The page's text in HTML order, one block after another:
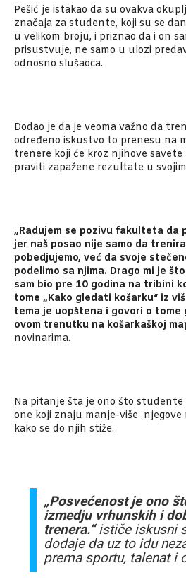
Pešić je istakao da su ovakva
značaja za studente, koji su se
u velikom broju, i priznao da i on
prisustvuje, ne samo u ulozi
odnosno slušaoca.
Dodao je da je veoma važno da
određeno iskustvo to prenesu na
trenere koji će kroz njihove savete
praviti zapažene rezultate u
„Radujem se pozivu fakulteta da
jer naš posao nije samo da
pobedjujemo, već da svoje
podelimo sa njima. Drago mi je
sam bio pre 10 godina na tribini
tome „Kako gledati košarku“ iz
tema je uopštena i govori o tome
ovom trenutku na košarkaškoj
novinarima.
Na pitanje šta je ono što studente
one koji znaju manje-više
kako se do njih stiže.
„Posvećenost je ono
izmedju vrhunskih i
trenera.“ističe iskusni
dodaje da uz to idu
prema sportu, talenat i